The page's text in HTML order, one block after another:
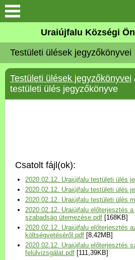
Köszöntő
Elérhetőségek
Uraiújfalu
Választási információk
Versenyképes Járások
Program
Települési Arculati
Kézikönyv
Uraiújfalu Községi
Testületi ülések jegyzőkönyvei
Testületi ülések jegyzőkönyvei
testületi ülés jegyzőkönyve
Csatolt fájl(ok):
2020.02.12. Uraiújfalu testületi ülés
2020.02.12. Uraiújfalu testületi ülés
2020.02.12. Uraiújfalu testületi ülés
2020.02.12. Uraiújfalu előterjesztés
szabadság ütemezése.pdf [168KB]
2020.02.12. Uraiújfalu előterjesztés
költségvetéséről.pdf [8,42MB]
2020.02.12. Uraiújfalu előterjesztés
felülvizsgálat.pdf [111,39KB]